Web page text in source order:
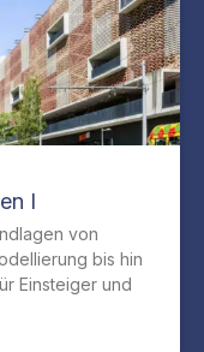
I
von
bis hin
Einsteiger und